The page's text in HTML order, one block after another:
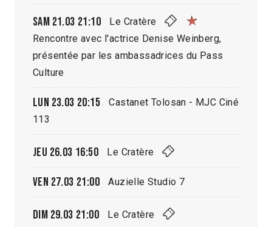
Sam 21.03 21:10
Le Cratère
Rencontre avec l'actrice Denise Weinberg,
présentée par les ambassadrices du Pass
Culture
Lun 23.03 20:15
Castanet Tolosan - MJC Ciné
113
Jeu 26.03 16:50 Le Cratère
Ven 27.03 21:00 Auzielle Studio 7
Dim 29.03 21:00 Le Cratère